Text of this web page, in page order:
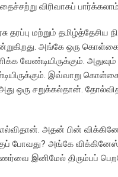
விரிவாகப் பார்க்கலாம்.
மற்றும் தமிழ்த்தேசிய
அங்கே ஒரு
வேண்டியிருக்கும்.
இவ்வாறு
ஒரு சறுக்கல்தான்.
அதன் பின்
போவது? அங்கே
இனிமேல் திரும்பப்